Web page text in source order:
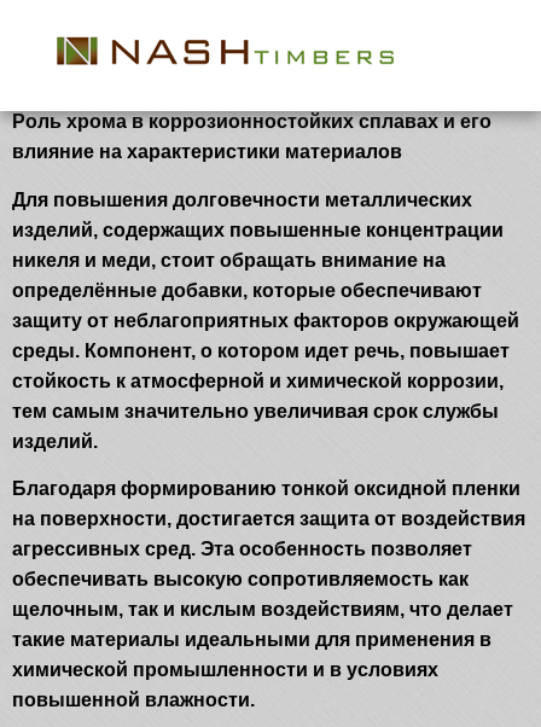
Роль хрома в коррозионностойких сплавах и его
влияние на характеристики материалов
Для повышения долговечности металлических
изделий, содержащих повышенные концентрации
никеля и меди, стоит обращать внимание на
определённые добавки, которые обеспечивают
защиту от неблагоприятных факторов окружающей
среды. Компонент, о котором идет речь, повышает
стойкость к атмосферной и химической коррозии,
тем самым значительно увеличивая срок службы
изделий.
Благодаря формированию тонкой оксидной пленки
на поверхности, достигается защита от воздействия
агрессивных сред. Эта особенность позволяет
обеспечивать высокую сопротивляемость как
щелочным, так и кислым воздействиям, что делает
такие материалы идеальными для применения в
химической промышленности и в условиях
повышенной влажности.